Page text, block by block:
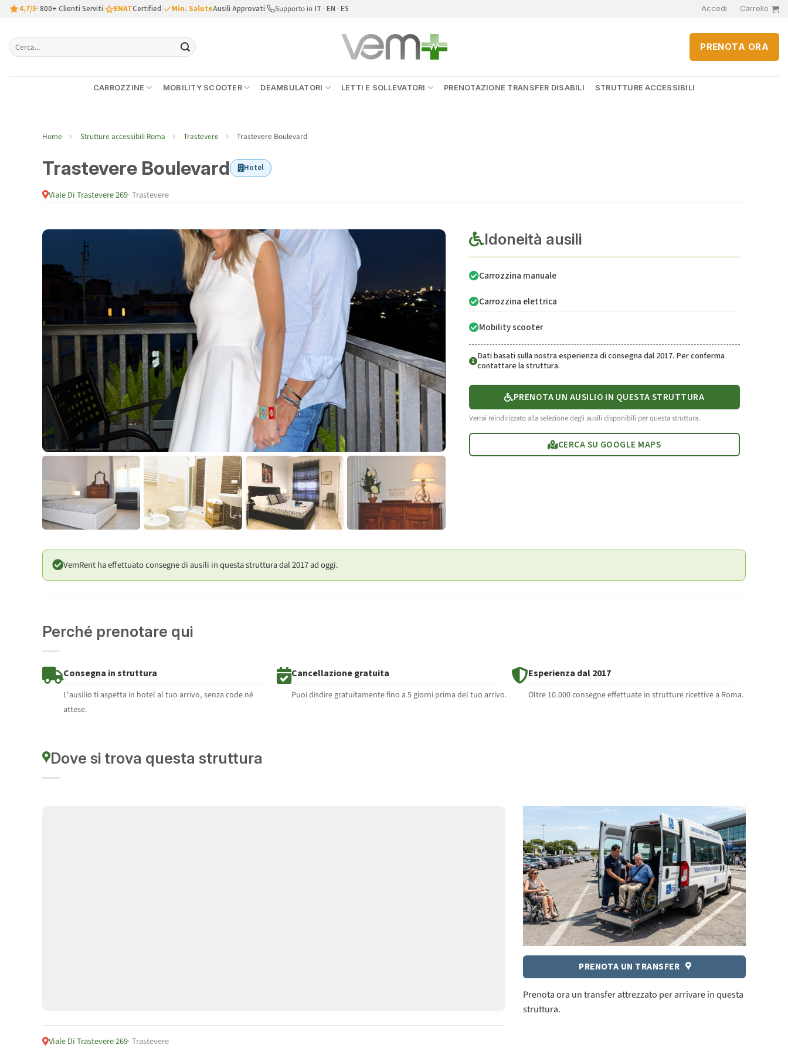
Salta
contenuti
4,7/5· 800+ Clienti Serviti| ENATCertified| Min. SaluteAusili Approvati| Supporto in IT · EN · ES Accedi Carrello
Cerca: PRENOTA ORA
CARROZZINE MOBILITY SCOOTER DEAMBULATORI LETTI E SOLLEVATORI PRENOTAZIONE TRANSFER DISABILI STRUTTURE ACCESSIBILI
Home Strutture accessibili Roma Trastevere Trastevere Boulevard
Trastevere Boulevard Hotel
Viale Di Trastevere 269· Trastevere
Idoneità ausili
Carrozzina manuale
Carrozzina elettrica
Mobility scooter
Dati basati sulla nostra esperienza di consegna dal 2017. Per conferma
contattare la struttura.
PRENOTA UN AUSILIO IN QUESTA STRUTTURA
Verrai reindirizzato alla selezione degli ausili disponibili per questa struttura.
CERCA SU GOOGLE MAPS
VemRent ha effettuato consegne di ausili in questa struttura dal 2017 ad oggi.
Perché prenotare qui
Consegna in struttura
L'ausilio ti aspetta in hotel al tuo arrivo, senza code né
attese.
Cancellazione gratuita
Puoi disdire gratuitamente fino a 5 giorni prima del tuo arrivo.
Esperienza dal 2017
Oltre 10.000 consegne effettuate in strutture ricettive a Roma.
Dove si trova questa struttura
Viale Di Trastevere 269· Trastevere
PRENOTA UN TRANSFER
Prenota ora un transfer attrezzato per arrivare in questa
struttura.